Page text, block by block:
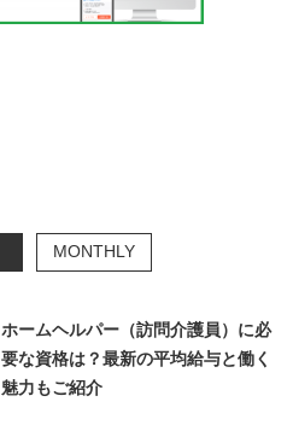
MONTHLY
ホームヘルパー（訪問介護員）に必
要な資格は？最新の平均給与と働く
魅力もご紹介